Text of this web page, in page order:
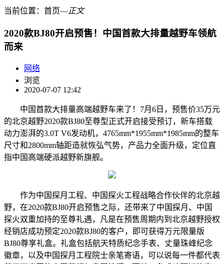
当前位置： 首页―正文
2020款BJ80开启预售！中国首款大排量越野车领航
而来
网络
浏览
2020-07-07 12:42
中国首款大排量高端越野车来了！7月6日，预售价35万元
的北京越野2020款BJ80至尊型正式开启接受预订，新车搭载
动力澎湃的3.0T V6发动机，4765mm*1955mm*1985mm的整车
尺寸和2800mm轴距造就恢弘气势，产品力全面升级，定位直
指中国高端硬派越野新旗舰。
作为中国探月工程、中国探火工程战略合作伙伴的北京越
野，在2020款BJ80开启预售之际，还带来了中国探月、中国
探火双重加持的至尊礼遇，凡是在预售周期内到北京越野授权
经销店成功预定2020款BJ80的客户，即可获得万元限量版
BJ80尊享礼盒。礼盒包括航天特质纪念手表、丈量珠峰纪念
徽章，以及中国探月工程院士亲笔寄语，可以说每一件都代表